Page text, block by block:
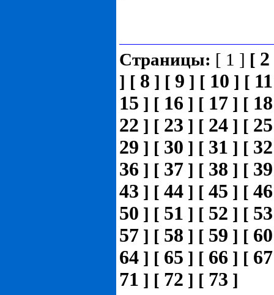
Страницы: [ 1 ] [ 2
] [ 8 ] [ 9 ] [ 10 ] [ 11
15 ] [ 16 ] [ 17 ] [ 18
22 ] [ 23 ] [ 24 ] [ 25
29 ] [ 30 ] [ 31 ] [ 32
36 ] [ 37 ] [ 38 ] [ 39
43 ] [ 44 ] [ 45 ] [ 46
50 ] [ 51 ] [ 52 ] [ 53
57 ] [ 58 ] [ 59 ] [ 60
64 ] [ 65 ] [ 66 ] [ 67
71 ] [ 72 ] [ 73 ]